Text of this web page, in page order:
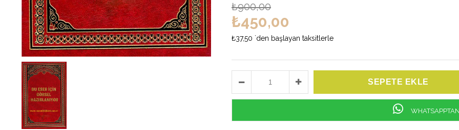
₺900,00
₺450,00
₺37,50 `den başlayan taksitlerle